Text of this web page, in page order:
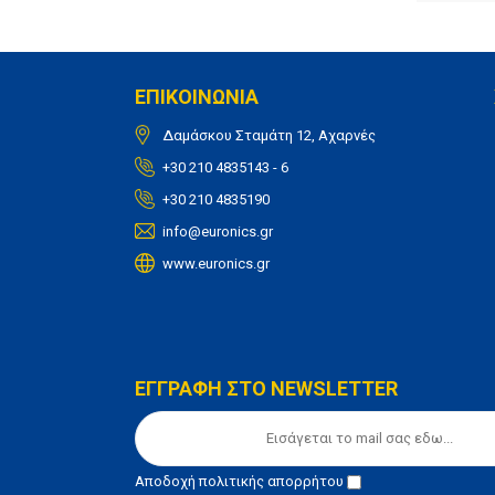
ΕΠΙΚΟΙΝΩΝΙΑ
Δαμάσκου Σταμάτη 12, Αχαρνές
+30 210 4835143 - 6
+30 210 4835190
info@euronics.gr
www.euronics.gr
ΕΓΓΡΑΦΗ ΣΤΟ NEWSLETTER
Αποδοχήπολιτικής απορρήτου